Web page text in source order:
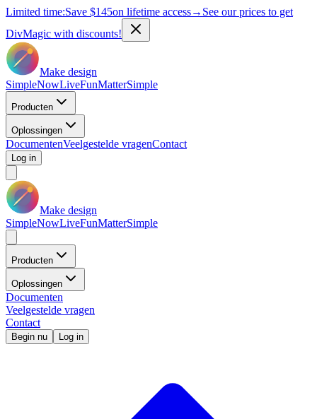
Limited time:Save $145on lifetime access→ See our prices to get
DivMagic with discounts!
Make design
SimpleNowLiveFunMatterSimple
Producten
Oplossingen
DocumentenVeelgestelde vragenContact
Log in
Make design
SimpleNowLiveFunMatterSimple
Producten
Oplossingen
Documenten
Veelgestelde vragen
Contact
Begin nu Log in